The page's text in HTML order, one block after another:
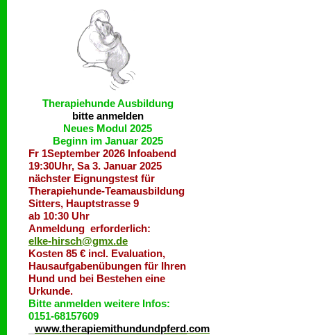
Therapiehunde Ausbildung
bitte anmelden
Neues Modul 2025
Beginn im Januar 2025
Fr 1September 2026 Infoabend
19:30Uhr, Sa 3. Januar 2025
nächster Eignungstest für
Therapiehunde-Teamausbildung
Sitters, Hauptstrasse 9
ab 10:30 Uhr
Anmeldung erforderlich:
elke-hirsch@gmx.de
Kosten 85 € incl. Evaluation,
Hausaufgabenübungen für Ihren
Hund und bei Bestehen eine
Urkunde.
Bitte anmelden weitere Infos:
0151-68157609
www.therapiemithundundpferd.com